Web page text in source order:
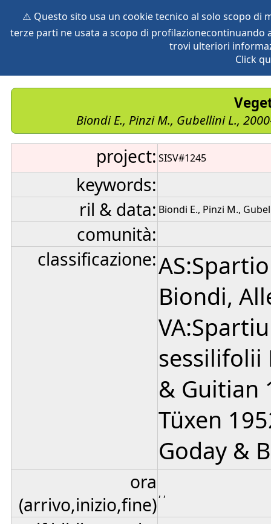
⚠️ Questo sito usa un cookie tecnico al solo scopo di
terze parti ne usata a scopo di
trovi ulteriori
Click
vegetation global db
Biondi E., Pinzi M., Gubellini L.,
project: SISV#1245
keywords:
ril & data: Biondi E., Pinzi M.,
comunità:
classificazione:
Biondi,
sessilifolii
& Guitian
Tüxen
Goday &
ora
(arrivo,inizio,fine), ,